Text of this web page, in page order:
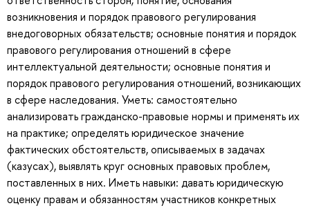
возникновения и порядок правового регулирования
внедоговорных обязательств; основные понятия и порядок
правового регулирования отношений в сфере
интеллектуальной деятельности; основные понятия и
порядок правового регулирования отношений, возникающих
в сфере наследования. Уметь: самостоятельно
анализировать гражданско-правовые нормы и применять их
на практике; определять юридическое значение
фактических обстоятельств, описываемых в задачах
(казусах), выявлять круг основных правовых проблем,
поставленных в них. Иметь навыки: давать юридическую
оценку правам и обязанностям участников конкретных